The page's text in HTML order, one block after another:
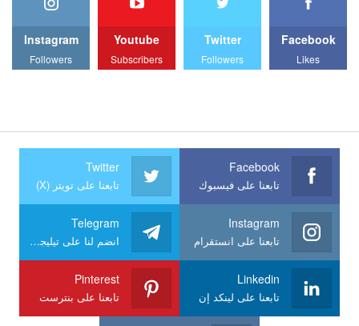
Facebook
Likes
Twitter
Followers
Youtube
Subscribers
Instagram
Followers
Facebook
تابعنا على فيسبوك
Twitter
تابعنا على تويتر (X)
Instagram
تابعنا على انستقرام
Telegram
انضم لنا على تيليجرام
Linkedin
تابعنا على لينكد إن
Pinterest
تابعنا على بنترست